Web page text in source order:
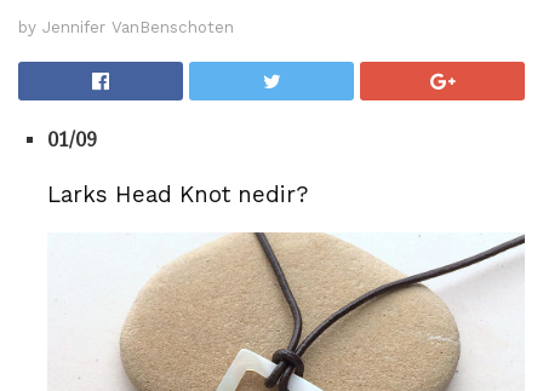
by Jennifer VanBenschoten
01/09
Larks Head Knot nedir?